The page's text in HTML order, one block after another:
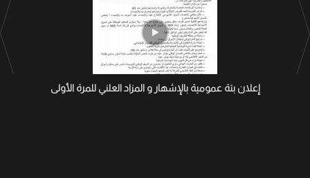
إعلان بتة عمومية بالإشهار و المزاد العلني للمرة الأولى